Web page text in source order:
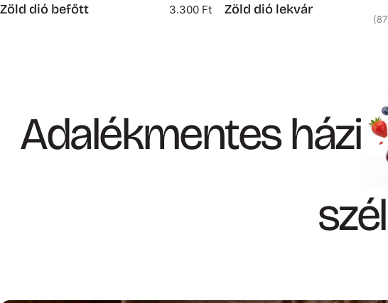
Zöld dió befőtt 3.300 Ft Zöld dió lekvár
Adalékmentes házi